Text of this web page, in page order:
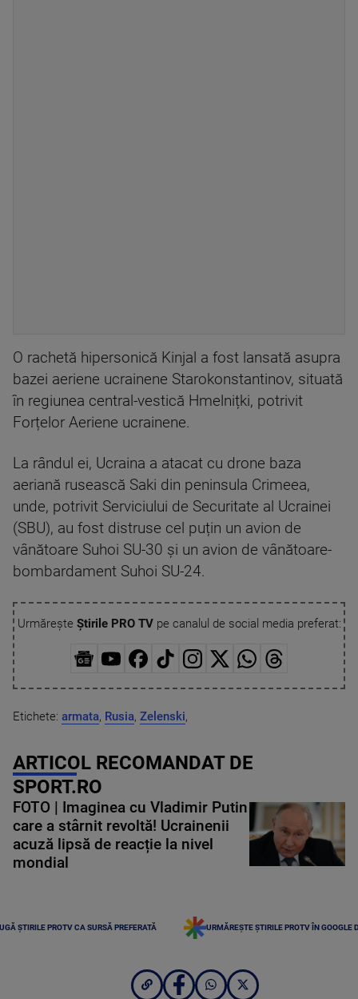
O rachetă hipersonică Kinjal a fost lansată asupra
bazei aeriene ucrainene Starokonstantinov, situată
în regiunea central-vestică Hmelnițki, potrivit
Forțelor Aeriene ucrainene.
La rândul ei, Ucraina a atacat cu drone baza
aeriană rusească Saki din peninsula Crimeea,
unde, potrivit Serviciului de Securitate al Ucrainei
(SBU), au fost distruse cel puțin un avion de
vânătoare Suhoi SU-30 și un avion de vânătoare-
bombardament Suhoi SU-24.
Urmărește Știrile PRO TVpe canalul de social media preferat:
Etichete: armata, Rusia, Zelenski,
ARTICOL RECOMANDAT DE
SPORT.RO
FOTO | Imaginea cu Vladimir Putin
care a stârnit revoltă! Ucrainenii
acuză lipsă de reacție la nivel
mondial
ȘTIRILE PROTV CA SURSĂ PREFERATĂ URMĂREȘTE ȘTIRILE PROTV ÎN GOOGLE